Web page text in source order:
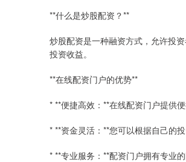
**什么是炒股配资？**
炒股配资是一种融资方式，允许投
投资收益。
**在线配资门户的优势**
* **便捷高效：**在线配资门户提供
* **资金灵活：**您可以根据自己的
* **专业服务：**配资门户拥有专业